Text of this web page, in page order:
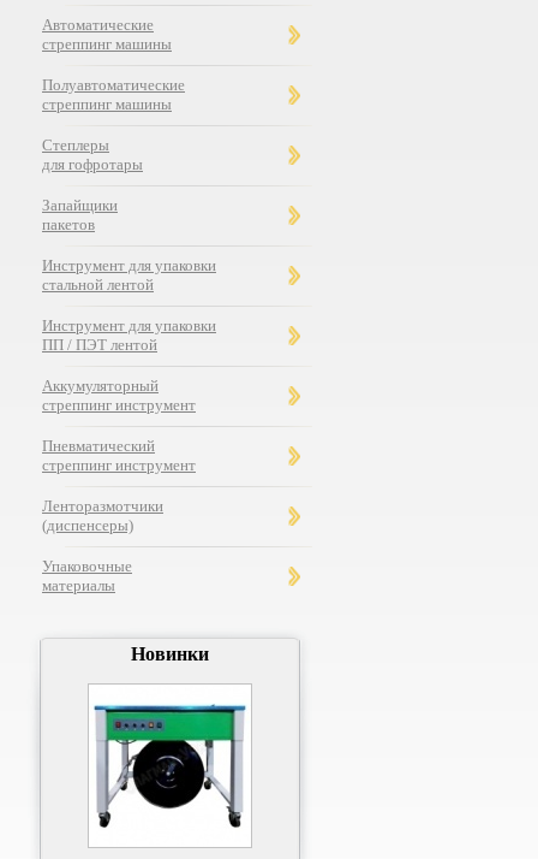
Автоматические
стреппинг машины
Полуавтоматические
стреппинг машины
Степлеры
для гофротары
Запайщики
пакетов
Инструмент для упаковки
стальной лентой
Инструмент для упаковки
ПП / ПЭТ лентой
Аккумуляторный
стреппинг инструмент
Пневматический
стреппинг инструмент
Ленторазмотчики
(диспенсеры)
Упаковочные
материалы
Новинки